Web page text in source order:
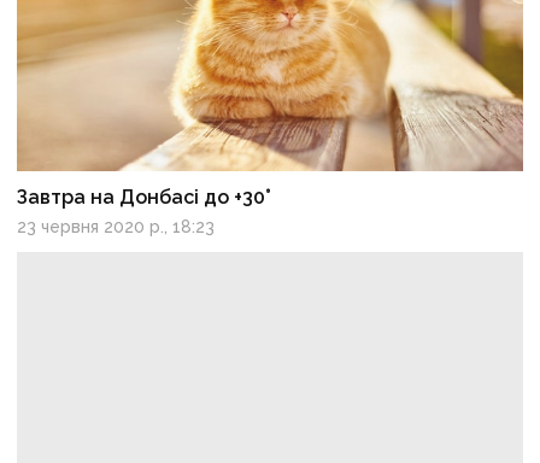
Завтра на Донбасі до +30°
23 червня 2020 р., 18:23